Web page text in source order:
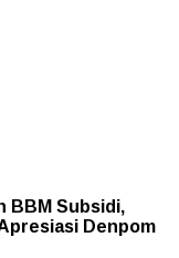
BBM Subsidi,
Denpom